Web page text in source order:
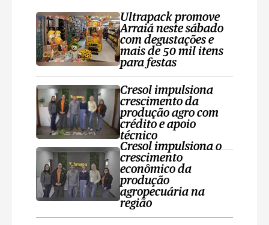
Ultrapack promove
Arraiá neste sábado
com degustações e
mais de 50 mil itens
para festas
Cresol impulsiona
crescimento da
produção agro com
crédito e apoio
técnico
Cresol impulsiona o
crescimento
econômico da
produção
agropecuária na
região